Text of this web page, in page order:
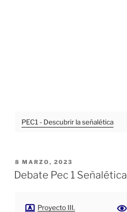
PEC1 - Descubrir la señalética
PUBLICADO
EL
8 MARZO, 2023
Debate Pec 1 Señalética
Proyecto III.